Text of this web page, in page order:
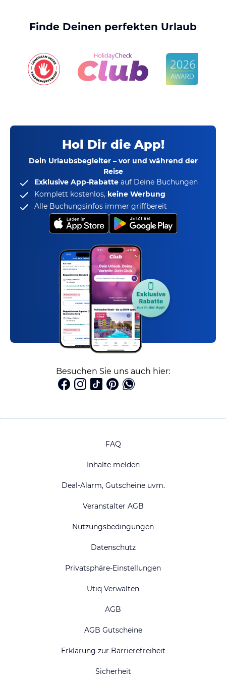
Finde Deinen perfekten Urlaub
Hol Dir die App!
Dein Urlaubsbegleiter – vor und während der
Reise
Exklusive App-Rabatte auf Deine Buchungen
Komplett kostenlos, keine Werbung
Alle Buchungsinfos immer griffbereit
Besuchen Sie uns auch hier:
FAQ
Inhalte melden
Deal-Alarm, Gutscheine uvm.
Veranstalter AGB
Nutzungsbedingungen
Datenschutz
Privatsphäre-Einstellungen
Utiq Verwalten
AGB
AGB Gutscheine
Erklärung zur Barrierefreiheit
Sicherheit